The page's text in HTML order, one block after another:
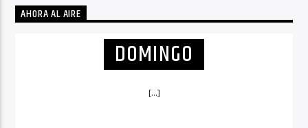
AHORA AL AIRE
DOMINGO
[...]